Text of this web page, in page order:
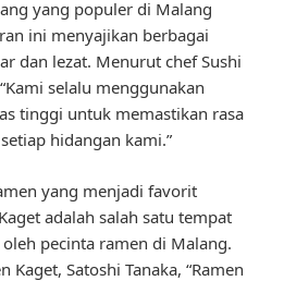
yang populer di Malang
ini menyajikan berbagai
dan lezat. Menurut chef Sushi
selalu menggunakan
tinggi untuk memastikan rasa
hidangan kami.”
yang menjadi favorit
adalah salah satu tempat
pecinta ramen di Malang.
Satoshi Tanaka, “Ramen